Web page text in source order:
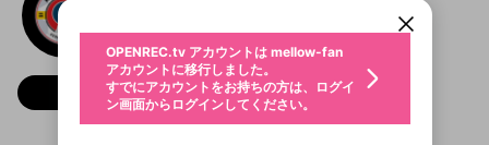
フォロー
ファンレター
応援している配信者にファンレターを送ることがで
固定動画に設定
マイページに表示されている動画 (ライブ配信、配
信予定、アーカイブ、アップロード動画) をページ
のトップに1つ固定できます。動画タイトル横のメ
ニューより設定することができます。
選択できるプレイリストがありません。
ご確認ください
新規登録
メールアドレスで新規登録
@ ログイン
メールアドレスでログイン
ログイン
OPENREC.tv アカウントは mellow-fan
アカウントに移行しました。
すでにアカウントをお持ちの方は、ログイ
ン画面からログインしてください。
年 月
生年月は登録後に変更できません。
認証コードの入力
不適切なユーザーとして報告しま
すか？
問題を選択してください
サブスクシェア